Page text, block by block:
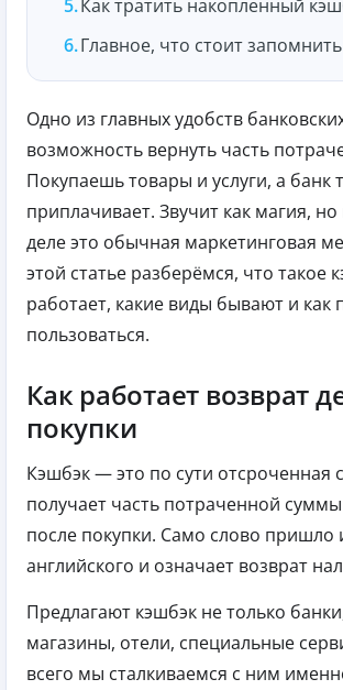
Как тратить накопленный
Главное, что стоит запомнить
Одно из главных удобств
возможность вернуть часть
Покупаешь товары и услуги, а банк
приплачивает. Звучит как магия,
деле это обычная маркетинговая
этой статье разберёмся, что такое
работает, какие виды бывают и как
пользоваться.
Как работает возврат
покупки
Кэшбэк — это по сути отсроченная
получает часть потраченной
после покупки. Само слово пришло
английского и означает возврат
Предлагают кэшбэк не только
магазины, отели, специальные
всего мы сталкиваемся с ним